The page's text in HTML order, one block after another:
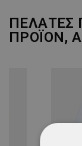
ΠΕΛΆΤΕΣ
ΠΡΟΪΌΝ,